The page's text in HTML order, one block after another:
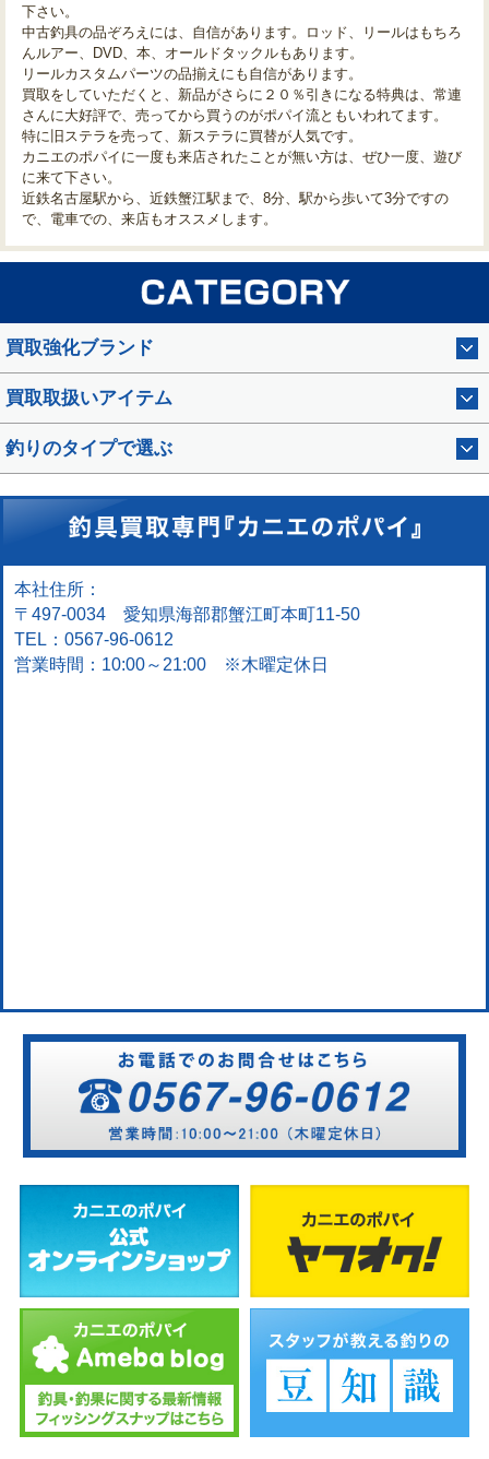
下さい。
中古釣具の品ぞろえには、自信があります。ロッド、リールはもちろ
んルアー、DVD、本、オールドタックルもあります。
リールカスタムパーツの品揃えにも自信があります。
買取をしていただくと、新品がさらに２０％引きになる特典は、常連
さんに大好評で、売ってから買うのがポパイ流ともいわれてます。
特に旧ステラを売って、新ステラに買替が人気です。
カニエのポパイに一度も来店されたことが無い方は、ぜひ一度、遊び
に来て下さい。
近鉄名古屋駅から、近鉄蟹江駅まで、8分、駅から歩いて3分ですの
で、電車での、来店もオススメします。
買取強化ブランド
買取取扱いアイテム
釣りのタイプで選ぶ
本社住所：
〒497-0034 愛知県海部郡蟹江町本町11-50
TEL：0567-96-0612
営業時間：10:00～21:00 ※木曜定休日